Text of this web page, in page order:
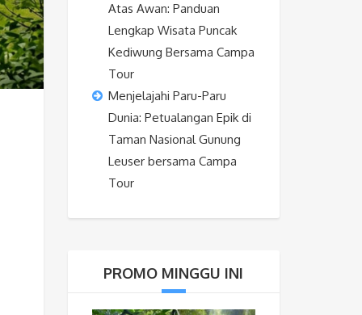
Atas Awan: Panduan
Lengkap Wisata Puncak
Kediwung Bersama Campa
Tour
Menjelajahi Paru-Paru
Dunia: Petualangan Epik di
Taman Nasional Gunung
Leuser bersama Campa
Tour
PROMO MINGGU INI